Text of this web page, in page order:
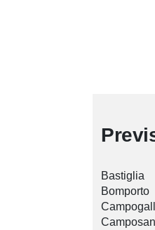
Bastiglia
Bomporto